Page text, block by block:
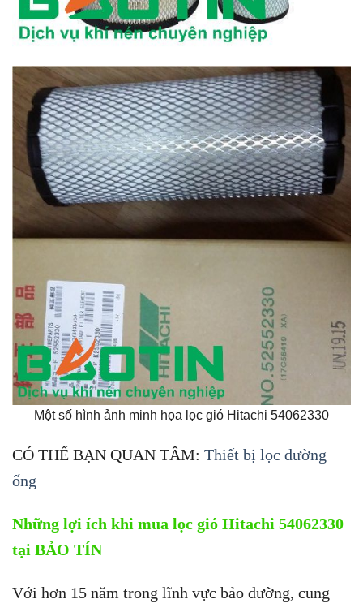
Một số hình ảnh minh họa lọc gió Hitachi 54062330
CÓ THỂ BẠN QUAN TÂM: Thiết bị lọc đường
ống
Những lợi ích khi mua lọc gió Hitachi 54062330
tại BẢO TÍN
Với hơn 15 năm trong lĩnh vực bảo dưỡng, cung